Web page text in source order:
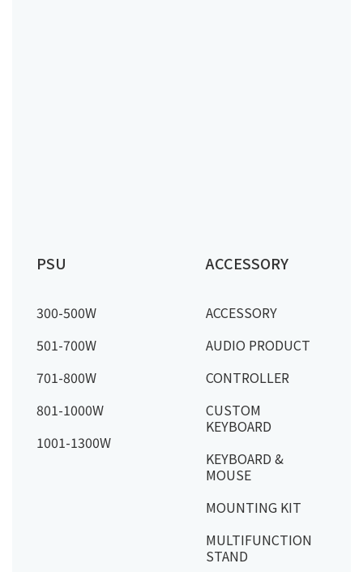
PSU
300-500W
501-700W
701-800W
801-1000W
1001-1300W
ACCESSORY
ACCESSORY
AUDIO PRODUCT
CONTROLLER
CUSTOM
KEYBOARD
KEYBOARD &
MOUSE
MOUNTING KIT
MULTIFUNCTION
STAND